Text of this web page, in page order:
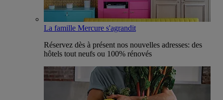
La famille Mercure s'agrandit
Réservez dès à présent nos nouvelles adresses: des
hôtels tout neufs ou 100% rénovés